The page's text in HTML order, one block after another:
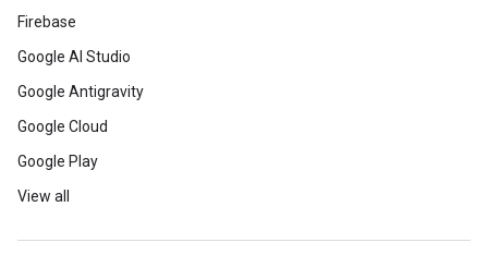
Firebase
Google AI Studio
Google Antigravity
Google Cloud
Google Play
View all